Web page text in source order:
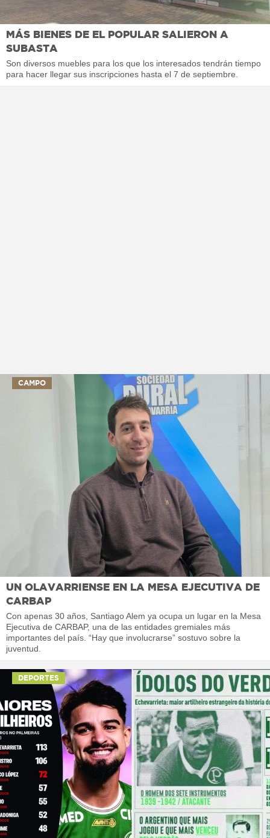
MÁS BIENES DE EL POPULAR SALIERON A
SUBASTA
Son diversos muebles para los que los interesados tendrán tiempo
para hacer llegar sus inscripciones hasta el 7 de septiembre.
CAMPO
UN OLAVARRIENSE EN LA MESA EJECUTIVA DE
CARBAP
Con apenas 30 años, Santiago Alem ya ocupa un lugar en la Mesa
Ejecutiva de CARBAP, una de las entidades gremiales más
importantes del país. “Hay que involucrarse” sostuvo sobre la
juventud.
DEPORTES